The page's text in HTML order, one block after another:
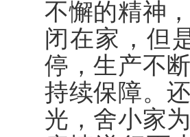
不懈的精神
闭在家，但
停，生产不
持续保障。
光，舍小家